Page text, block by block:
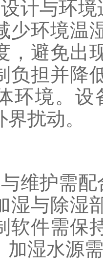
与环境
少环境温
，避免出
负担并降
环境。
扰动。
护需配
湿与除湿
软件需保
加湿水源